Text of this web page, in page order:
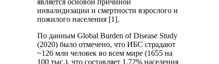
инвалидизации и смертности взрослого и
пожилого населения [1].
По данным Global Burden of Disease Study
(2020) было отмечено, что ИБС страдают
~126 млн человек во всем мире (1655 на
100 тыс.), что составляет 1,72% населения